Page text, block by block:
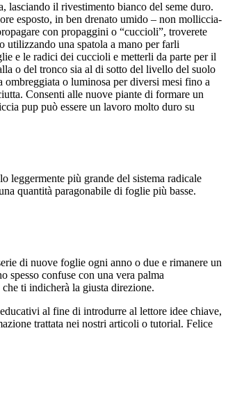
lasciando il rivestimento bianco del seme duro.
esposto, in ben drenato umido – non molliccia-
con propaggini o “cuccioli”, troverete
utilizzando una spatola a mano per farli
e le radici dei cuccioli e metterli da parte per il
o del tronco sia al di sotto del livello del suolo
ombreggiata o luminosa per diversi mesi fino a
Consenti alle nuove piante di formare un
pup può essere un lavoro molto duro su
leggermente più grande del sistema radicale
quantità paragonabile di foglie più basse.
di nuove foglie ogni anno o due e rimanere un
spesso confuse con una vera palma
ti indicherà la giusta direzione.
al fine di introdurre al lettore idee chiave,
trattata nei nostri articoli o tutorial. Felice